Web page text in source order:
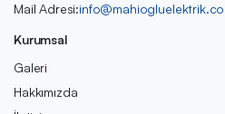
Mail Adresi:
Kurumsal
Galeri
Hakkımızda